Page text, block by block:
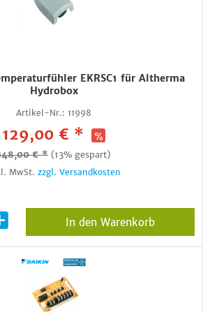
EKRSC1 für Altherma
Hydrobox
Artikel-Nr.: 11998
129,00 € *
€ * (13% gespart)
MwSt. zzgl. Versandkosten
In den Warenkorb